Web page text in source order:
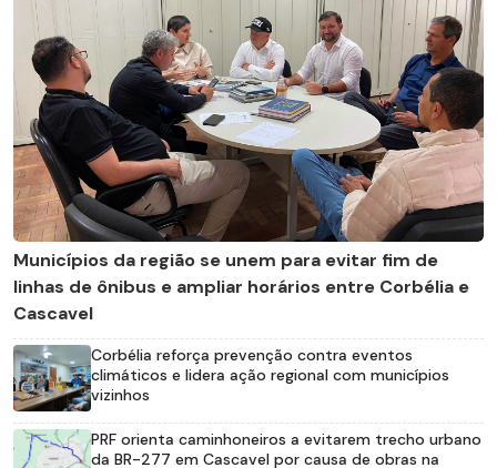
Municípios da região se unem para evitar fim de
linhas de ônibus e ampliar horários entre Corbélia e
Cascavel
Corbélia reforça prevenção contra eventos
climáticos e lidera ação regional com municípios
vizinhos
PRF orienta caminhoneiros a evitarem trecho urbano
da BR-277 em Cascavel por causa de obras na